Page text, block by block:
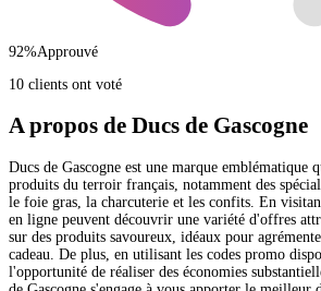
92%Approuvé
10 clients ont voté
A propos de Ducs de Gascogne
Ducs de Gascogne est une marque emblématique
produits du terroir français, notamment des
le foie gras, la charcuterie et les confits. En
en ligne peuvent découvrir une variété d'offres
sur des produits savoureux, idéaux pour
cadeau. De plus, en utilisant les codes promo
l'opportunité de réaliser des économies